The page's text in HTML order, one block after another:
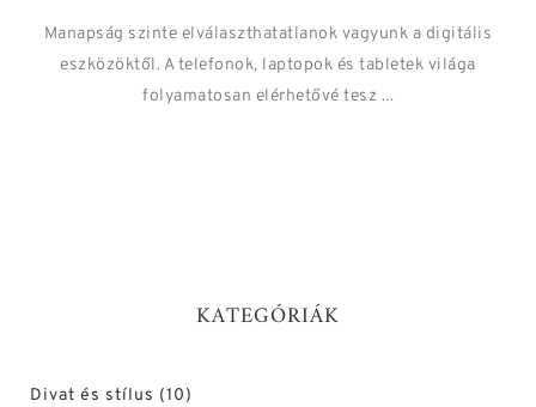
Manapság szinte elválaszthatatlanok vagyunk a digitális
eszközöktől. A telefonok, laptopok és tabletek világa
folyamatosan elérhetővé tesz ...
KATEGÓRIÁK
Divat és stílus (10)